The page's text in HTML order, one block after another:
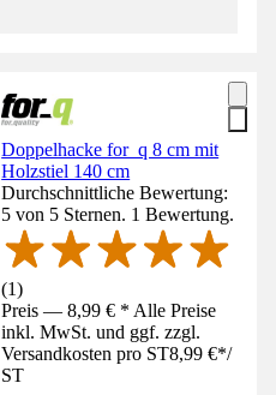
Doppelhacke for_q 8 cm mit
Holzstiel 140 cm
Durchschnittliche Bewertung:
5 von 5 Sternen. 1 Bewertung.
(1)
Preis — 8,99 € * Alle Preise
inkl. MwSt. und ggf. zzgl.
Versandkosten pro ST8,99 €*/
ST